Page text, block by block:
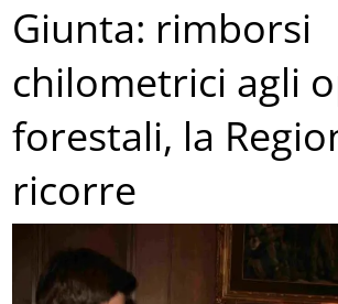
Giunta: rimborsi
chilometrici agli
forestali, la
ricorre